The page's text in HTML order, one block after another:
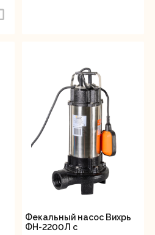
Фекальный насос Вихрь
ФН-2200Л с